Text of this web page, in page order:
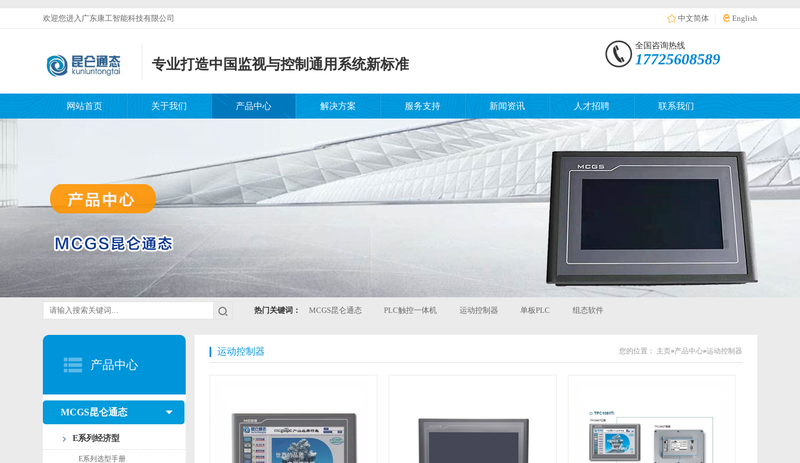
欢迎您进入广东康工智能科技有限公司 中文简体 English
专业打造中国监视与控制通用系统新标准
全国咨询热线
17725608589
网站首页 关于我们 产品中心 解决方案 服务支持 新闻资讯 人才招聘 联系我们
热门关键词： MCGS昆仑通态 PLC触控一体机 运动控制器 单板PLC 组态软件
产品中心
MCGS昆仑通态
E系列经济型
E系列选型手册
运动控制器 您的位置： 主页»产品中心»运动控制器